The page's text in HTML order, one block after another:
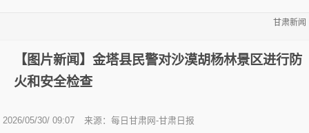
甘肃新闻
【图片新闻】金塔县民警对沙漠胡杨林景区进行防
火和安全检查
2026/05/30/ 09:07 来源：每日甘肃网-甘肃日报